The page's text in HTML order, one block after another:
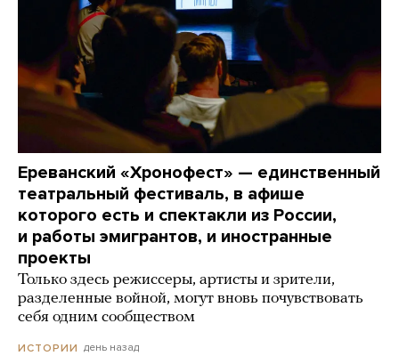
Ереванский «Хронофест» — единственный
театральный фестиваль, в афише
которого есть и спектакли из России,
и работы эмигрантов, и иностранные
проекты
Только здесь режиссеры, артисты и зрители,
разделенные войной, могут вновь почувствовать
себя одним сообществом
ИСТОРИИ день назад